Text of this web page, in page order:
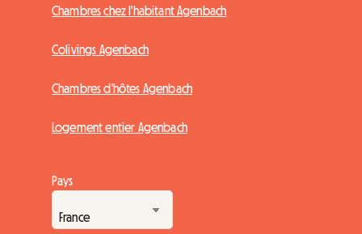
Chambres chez l'habitant Agenbach
Colivings Agenbach
Chambres d'hôtes Agenbach
Logement entier Agenbach
Pays